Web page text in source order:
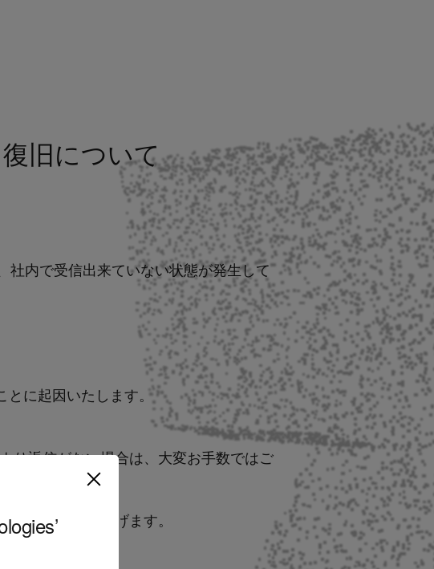
旧について
社内で受信出来ていない状態が発生して
とに起因いたします。
り返信がない場合は、大変お手数ではご
お詫び申し上げます。